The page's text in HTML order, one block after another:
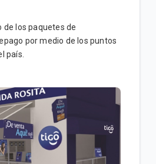
de los paquetes de
por medio de los puntos
país.